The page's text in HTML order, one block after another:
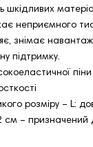
шкідливих
неприємного
знімає
підтримку.
розміру – L:
см – призначений